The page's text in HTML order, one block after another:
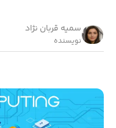
سمیه قربان نژاد
نویسنده